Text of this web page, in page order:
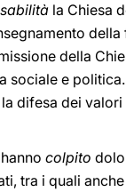
la Chiesa
della
e
difesa dei
colpito
tra i quali